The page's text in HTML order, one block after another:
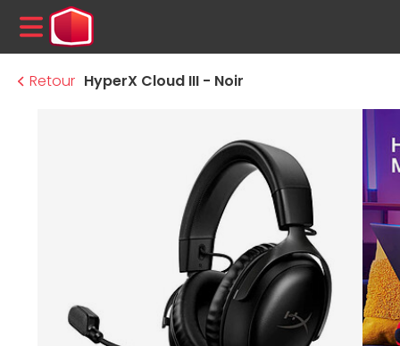
MENU
Retour HyperX Cloud III - Noir